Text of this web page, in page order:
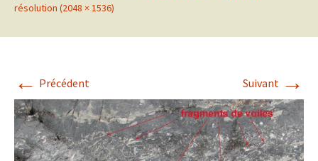
résolution (2048 × 1536)
← Précédent Suivant →